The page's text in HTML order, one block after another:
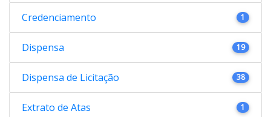
Credenciamento 1
Dispensa 19
Dispensa de Licitação 38
Extrato de Atas 1